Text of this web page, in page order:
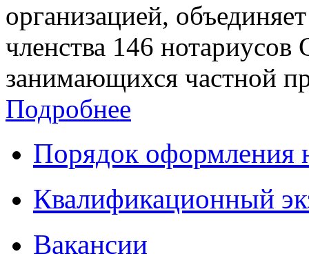
организацией,
членства 146 нотариусов
занимающихся частной
Подробнее
Порядок оформления
Квалификационный
Вакансии